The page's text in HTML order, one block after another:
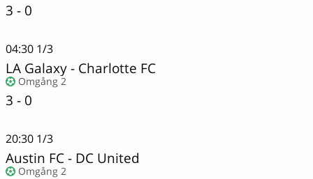
3 - 0
04:30 1/3
LA Galaxy- Charlotte FC
Omgång 2
3 - 0
20:30 1/3
Austin FC- DC United
Omgång 2